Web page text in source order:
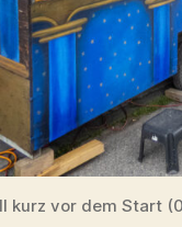
kurz vor dem Start